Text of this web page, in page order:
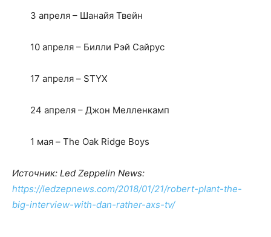
3 апреля – Шанайя Твейн
10 апреля – Билли Рэй Сайрус
17 апреля – STYX
24 апреля – Джон Мелленкамп
1 мая – The Oak Ridge Boys
Источник: Led Zeppelin News:
https://ledzepnews.com/2018/01/21/robert-plant-the-
big-interview-with-dan-rather-axs-tv/